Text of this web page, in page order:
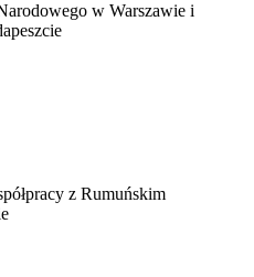
w Warszawie i
z Rumuńskim